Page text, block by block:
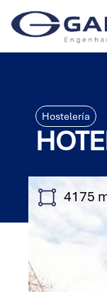
Hostelería
4175